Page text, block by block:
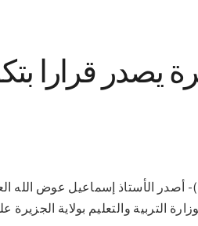
يصدر قرارا
التربية والتعليم بولاية